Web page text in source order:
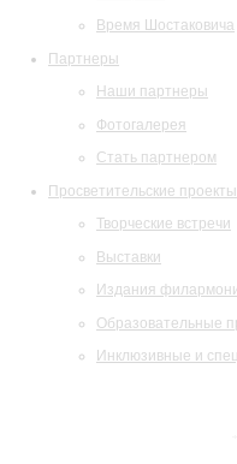
Время Шостаковича
Партнеры
Наши партнеры
Фотогалерея
Стать партнером
Просветительские проекты
Творческие встречи
Выставки
Издания
Образовательные
Инклюзивные и